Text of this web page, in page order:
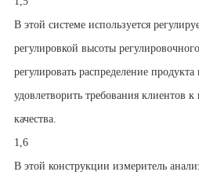
В этой системе используется
регулировкой высоты
регулировать распределение
удовлетворить требования клиентов
качества.
1,6
В этой конструкции измеритель